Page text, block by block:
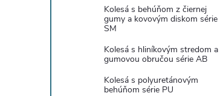
Kolesá s behúňom z čiernej
gumy a kovovým diskom série
SM
Kolesá s hliníkovým stredom a
gumovou obručou série AB
Kolesá s polyuretánovým
behúňom série PU